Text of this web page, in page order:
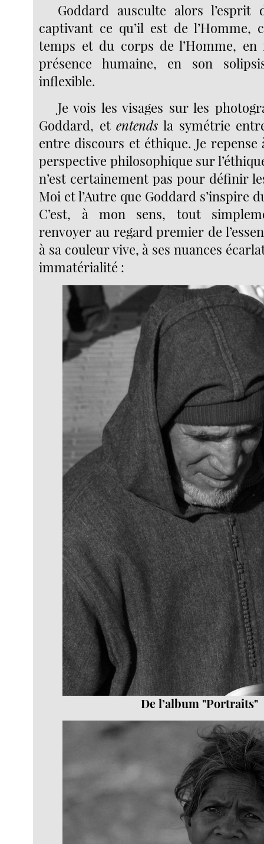
Goddard ausculte alors l’esprit
captivant ce qu’il est de l’Homme,
temps et du corps de l’Homme,
présence humaine, en son
inflexible.
Je vois les visages sur les
Goddard, etentends la symétrie
entre discours et éthique. Je repense
perspective philosophique sur
n’est certainement pas pour définir
Moi et l’Autre que Goddard s’inspire
C’est, à mon sens, tout
renvoyer au regard premier de
à sa couleur vive, à ses nuances
immatérialité :
De l’album "Portraits"